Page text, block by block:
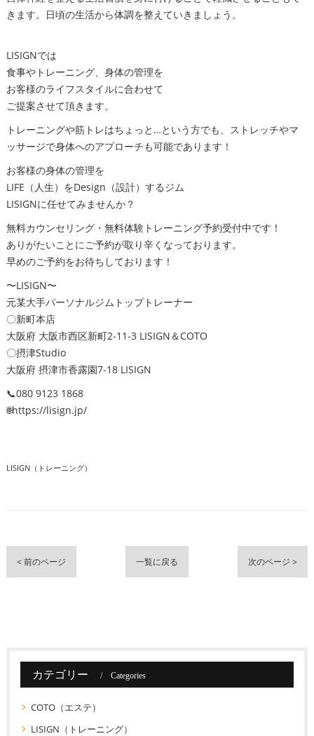
きます。日頃の生活から体調を整えていきましょう。
LISIGNでは
食事やトレーニング、身体の管理を
お客様のライフスタイルに合わせて
ご提案させて頂きます。
トレーニングや筋トレはちょっと…という方でも、ストレッチやマ
ッサージで身体へのアプローチも可能であります！
お客様の身体の管理を
LIFE（人生）をDesign（設計）するジム
LISIGNに任せてみませんか？
無料カウンセリング・無料体験トレーニング予約受付中です！
ありがたいことにご予約が取り辛くなっております。
早めのご予約をお待ちしております！
〜LISIGN〜
元某大手パーソナルジムトップトレーナー
〇新町本店
大阪府 大阪市西区新町2-11-3 LISIGN＆COTO
〇摂津Studio
大阪府 摂津市香露園7-18 LISIGN
📞080 9123 1868
🌐https://lisign.jp/
LISIGN（トレーニング）
< 前のページ 一覧に戻る 次のページ >
カテゴリー Categories
COTO（エステ）
LISIGN（トレーニング）